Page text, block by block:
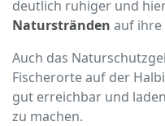
deutlich ruhiger und
Naturstränden auf ihre
Auch das
Fischerorte auf der
gut erreichbar und
zu machen.